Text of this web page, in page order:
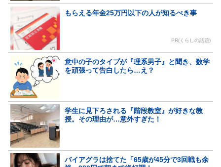
もらえる年金25万円以下の人が知るべき事
PR(くらしの話題)
意中の子のタイプが『理系男子』と聞き、数学
を頑張って告白したら…え？
学生に見下ろされる『階段教室』が好きな教
授。その理由が…意外すぎた！
バイアグラは捨てた「65歳が45分で3回戦も余